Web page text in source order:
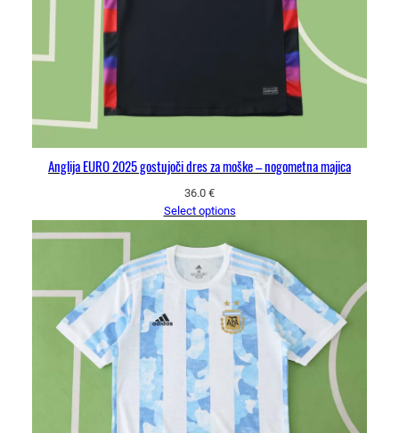
Anglija EURO 2025 gostujoči dres za moške – nogometna majica
36.0 €
Select options